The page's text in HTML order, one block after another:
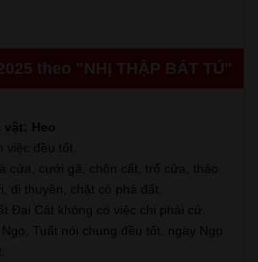
theo "NHỊ THẬP BÁT TÚ"
vật: Heo
việc đều tốt.
cửa, cưới gã, chôn cất, trổ cửa, tháo
đi thuyền, chặt cỏ phá đất.
Đại Cát không có việc chi phải cử.
Tuất nói chung đều tốt, ngày Ngọ